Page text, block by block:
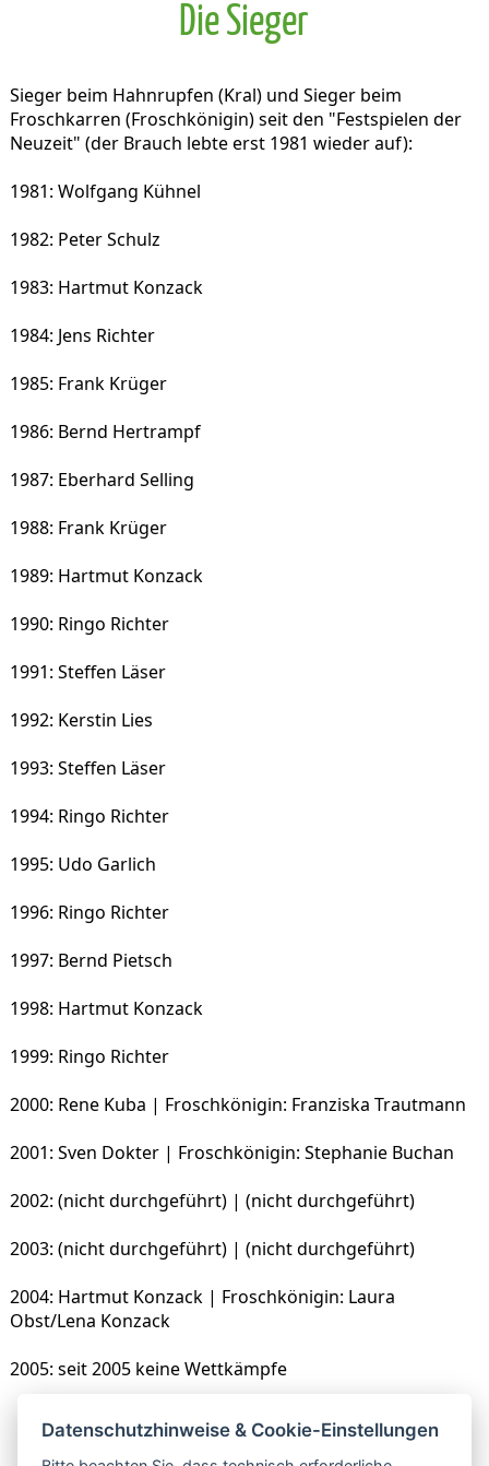
Die Sieger
Sieger beim Hahnrupfen (Kral) und Sieger beim
Froschkarren (Froschkönigin) seit den "Festspielen der
Neuzeit" (der Brauch lebte erst 1981 wieder auf):
1981: Wolfgang Kühnel
1982: Peter Schulz
1983: Hartmut Konzack
1984: Jens Richter
1985: Frank Krüger
1986: Bernd Hertrampf
1987: Eberhard Selling
1988: Frank Krüger
1989: Hartmut Konzack
1990: Ringo Richter
1991: Steffen Läser
1992: Kerstin Lies
1993: Steffen Läser
1994: Ringo Richter
1995: Udo Garlich
1996: Ringo Richter
1997: Bernd Pietsch
1998: Hartmut Konzack
1999: Ringo Richter
2000: Rene Kuba | Froschkönigin: Franziska Trautmann
2001: Sven Dokter | Froschkönigin: Stephanie Buchan
2002: (nicht durchgeführt) | (nicht durchgeführt)
2003: (nicht durchgeführt) | (nicht durchgeführt)
2004: Hartmut Konzack | Froschkönigin: Laura
Obst/Lena Konzack
2005: seit 2005 keine Wettkämpfe
zurück zur Übersicht
Datenschutzhinweise & Cookie-Einstellungen